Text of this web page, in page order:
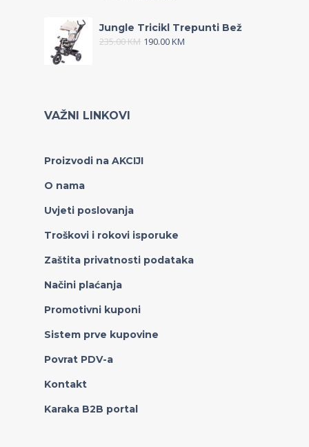
Jungle Tricikl Trepunti Bež
235.00KM 190.00KM
VAŽNI LINKOVI
Proizvodi na AKCIJI
O nama
Uvjeti poslovanja
Troškovi i rokovi isporuke
Zaštita privatnosti podataka
Načini plaćanja
Promotivni kuponi
Sistem prve kupovine
Povrat PDV-a
Kontakt
Karaka B2B portal